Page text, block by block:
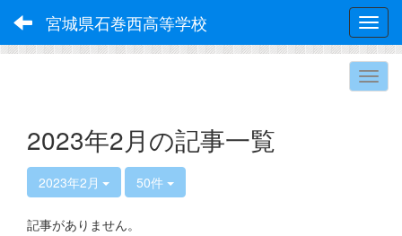
宮城県石巻西高等学校
2023年2月の記事一覧
2023年2月 50件
記事がありません。